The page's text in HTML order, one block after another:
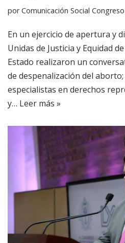
porComunicación Social
En un ejercicio de apertura y
Unidas de Justicia y Equidad
Estado realizaron un
de despenalización del
especialistas en derechos
y… Leer más »